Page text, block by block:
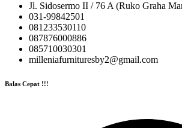
Jl. Sidosermo II / 76 A (Ruko Graha
031-99842501
081233530110
087876000886
085710030301
milleniafurnituresby2@gmail.com
Balas Cepat !!!